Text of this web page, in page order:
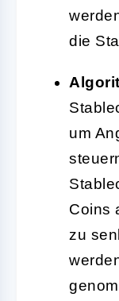
die
um
Coins
zu